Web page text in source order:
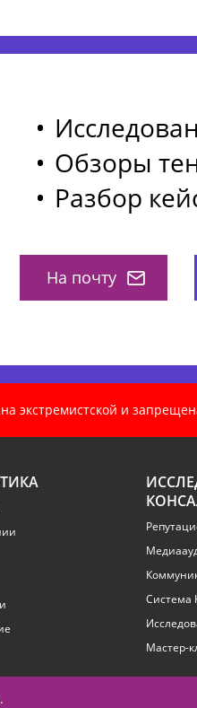
Обзоры
Разбор
На почту
экстремистской и
Система
Мастер-
.